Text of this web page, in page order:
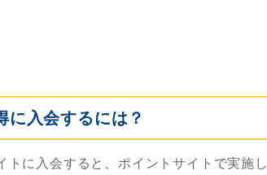
に入会するには？
に入会すると、ポイントサイトで実施し